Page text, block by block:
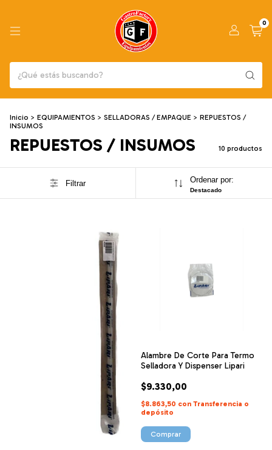
0
Inicio > EQUIPAMIENTOS > SELLADORAS / EMPAQUE > REPUESTOS /
INSUMOS
REPUESTOS / INSUMOS 10 productos
Filtrar Ordenar por:
Destacado
Alambre De Corte Para Termo
Selladora Y Dispenser Lipari
$9.330,00
$8.863,50 con Transferencia o
depósito